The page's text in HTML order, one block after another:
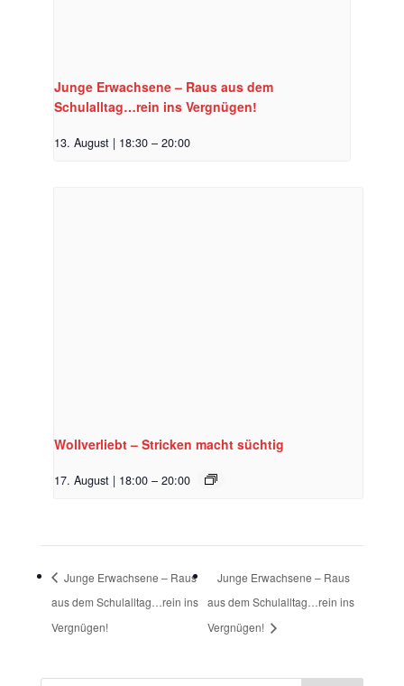
Junge Erwachsene – Raus aus dem
Schulalltag…rein ins Vergnügen!
13. August | 18:30 – 20:00
Wollverliebt – Stricken macht süchtig
17. August | 18:00 – 20:00
Junge Erwachsene – Raus
aus dem Schulalltag…rein ins
Vergnügen!
Junge Erwachsene – Raus
aus dem Schulalltag…rein ins
Vergnügen!